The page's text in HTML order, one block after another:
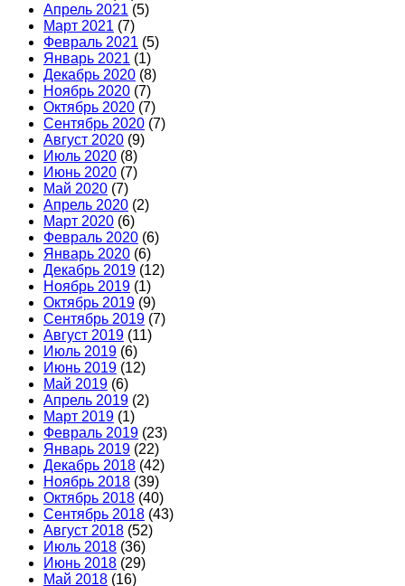
Апрель 2021 (5)
Март 2021 (7)
Февраль 2021 (5)
Январь 2021 (1)
Декабрь 2020 (8)
Ноябрь 2020 (7)
Октябрь 2020 (7)
Сентябрь 2020 (7)
Август 2020 (9)
Июль 2020 (8)
Июнь 2020 (7)
Май 2020 (7)
Апрель 2020 (2)
Март 2020 (6)
Февраль 2020 (6)
Январь 2020 (6)
Декабрь 2019 (12)
Ноябрь 2019 (1)
Октябрь 2019 (9)
Сентябрь 2019 (7)
Август 2019 (11)
Июль 2019 (6)
Июнь 2019 (12)
Май 2019 (6)
Апрель 2019 (2)
Март 2019 (1)
Февраль 2019 (23)
Январь 2019 (22)
Декабрь 2018 (42)
Ноябрь 2018 (39)
Октябрь 2018 (40)
Сентябрь 2018 (43)
Август 2018 (52)
Июль 2018 (36)
Июнь 2018 (29)
Май 2018 (16)